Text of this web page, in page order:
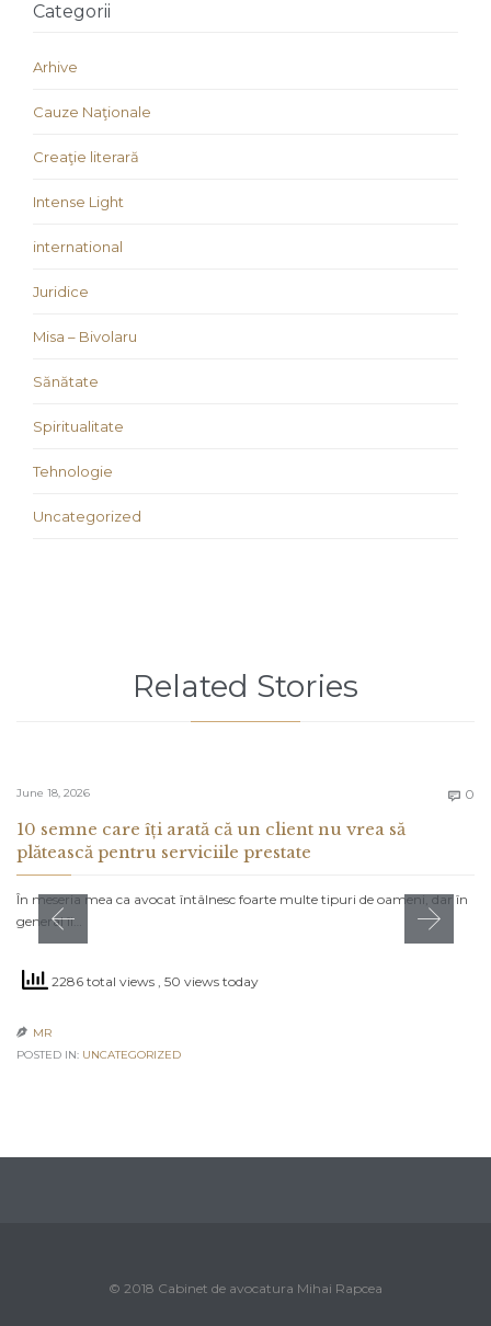
Categorii
Arhive
Cauze Naţionale
Creaţie literară
Intense Light
international
Juridice
Misa – Bivolaru
Sănătate
Spiritualitate
Tehnologie
Uncategorized
Related Stories
June 18, 2026  0
10 semne care îți arată că un client nu vrea să
plătească pentru serviciile prestate
În meseria mea ca avocat întâlnesc foarte multe tipuri de oameni, dar în
general îi…
2286 total views , 50 views today
 MR
POSTED IN: UNCATEGORIZED
© 2018 Cabinet de avocatura Mihai Rapcea